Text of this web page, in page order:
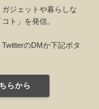
ジェットや暮らしな
ト」を発信。
のDMか下記ボタ
らから